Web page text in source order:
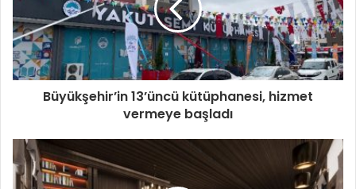
Büyükşehir’in 13’üncü kütüphanesi, hizmet
vermeye başladı